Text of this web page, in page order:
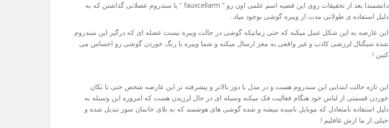
دانشمندا بعد از تحقیقات روی این قضیه اسم علمی اون رو ” fauxcellarm ” یا سندروم عضلانی گذاشتن که به
دلیل استفاده ی طولانی مدت از ویبره گوشی بوجود میاد .
این عارضه به این شکل عمل میکنه که حتی زمانیکه گوشی در حالت ویبره نیست عضله ای که درگیر این سندروم
شده سیگنال لرزشی کاذب و غیر واقعی به مغز ارسال میکنه و شما ویبره یا زنگ خوردن گوشی رو احساس می
کنین !
این تازه حالت ابتدایی این سندروم هست و در مدل با دوز بالاتر و پیشرفته تر این عارضه شخص حتی با تکان
خوردن قسمتی از لباس خود هنگام فعالیت فک میکنه وسیله ای در حال لرزیدن هست که امروزه این وسیله به
دلیل استفاده نامتعادل که موبایل نامیده میشه و شده گوشی های هوشمند که به بلای خانمان سوز تبدیل شده و
خیلی از ما ازش غافلیم !